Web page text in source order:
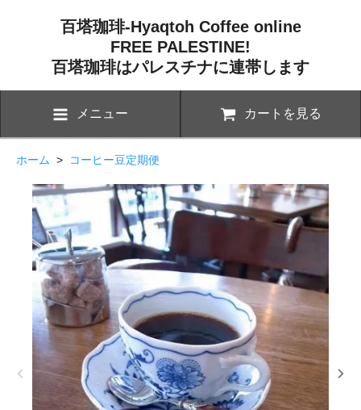
百塔珈琲-Hyaqtoh Coffee online
FREE PALESTINE!
百塔珈琲はパレスチナに連帯します
メニュー カートを見る
ホーム > コーヒー豆定期便